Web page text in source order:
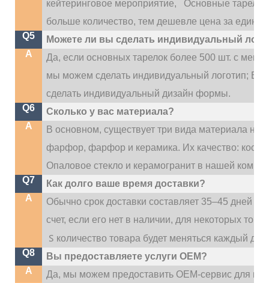
кейтеринговое мероприятие,
Основные
больше количество, тем дешевле цена за
Q5
Можете ли вы сделать индивидуальный
A
Да, если основных тарелок более 500 шт. с
мы можем сделать индивидуальный логотип;
сделать индивидуальный дизайн формы.
Q6
Сколько у вас материала?
A
В основном, существует три вида материала
фарфор, фарфор и керамика. Их качество:
Опаловое стекло и керамогранит в нашей
Q7
Как долго ваше время доставки?
A
Обычно срок доставки составляет 35–45 дней
счет, если его нет в наличии, для некоторых
S количество товара будет меняться каждый
Q8
Вы предоставляете услуги OEM?
A
Да, мы можем предоставить OEM-сервис для